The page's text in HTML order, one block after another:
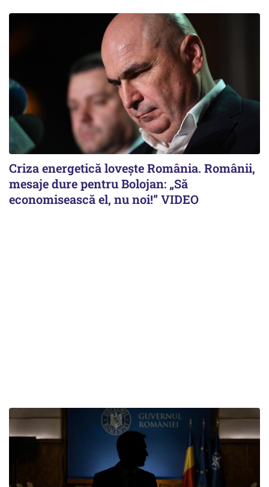
Criza energetică lovește România. Românii,
mesaje dure pentru Bolojan: „Să
economisească el, nu noi!” VIDEO